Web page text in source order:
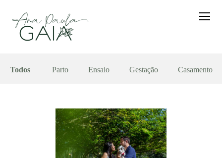
Todos Parto Ensaio Gestação Casamento